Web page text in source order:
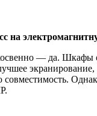
на
— да. Шкафы
совместимость.